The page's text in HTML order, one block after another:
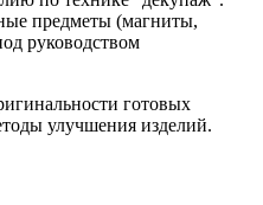
предметы (магниты,
руководством
готовых
улучшения изделий.